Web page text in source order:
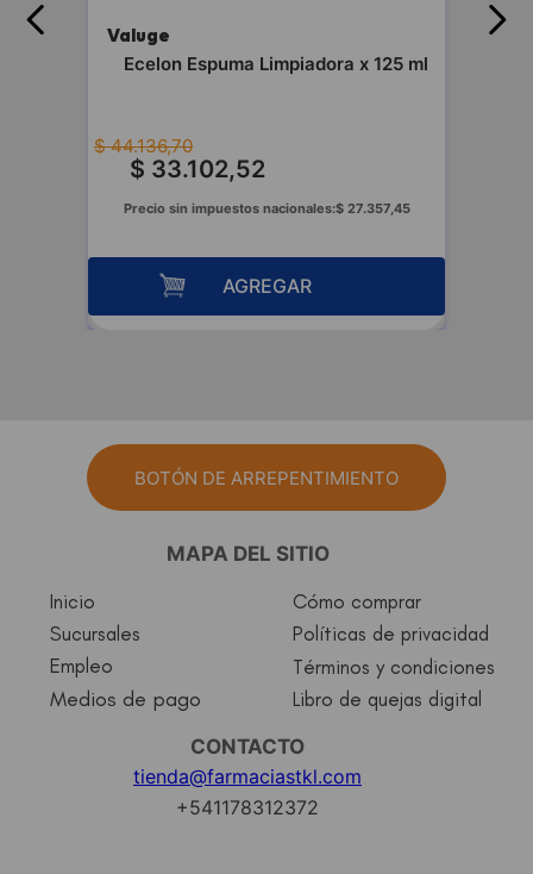
Valuge
Ecelon Espuma Limpiadora x 125 ml
$ 44.136,70
$ 33.102,52
Precio sin impuestos nacionales:$ 27.357,45
AGREGAR
BOTÓN DE ARREPENTIMIENTO
MAPA DEL SITIO
Inicio
Sucursales
Empleo
Medios de pago
Cómo comprar
Políticas de privacidad
Términos y condiciones
Libro de quejas digital
CONTACTO
tienda@farmaciastkl.com
+541178312372